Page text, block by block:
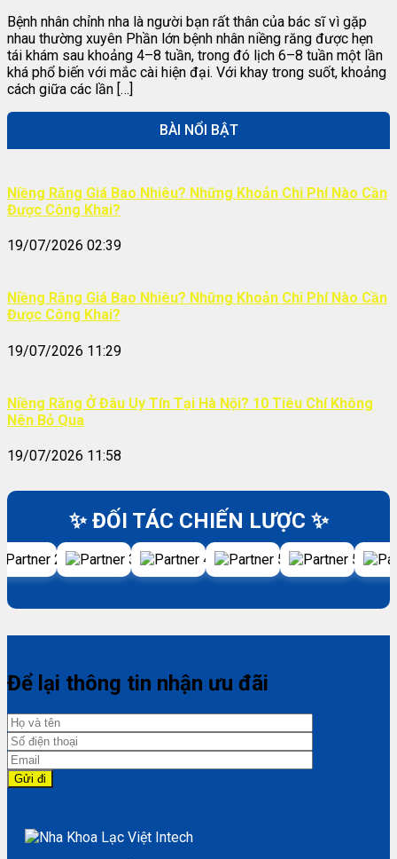
Bệnh nhân chỉnh nha là người bạn rất thân của bác sĩ vì gặp
nhau thường xuyên Phần lớn bệnh nhân niềng răng được hẹn
tái khám sau khoảng 4–8 tuần, trong đó lịch 6–8 tuần một lần
khá phổ biến với mắc cài hiện đại. Với khay trong suốt, khoảng
cách giữa các lần […]
BÀI NỔI BẬT
Niềng Răng Giá Bao Nhiêu? Những Khoản Chi Phí Nào Cần
Được Công Khai?
19/07/2026 02:39
Niềng Răng Giá Bao Nhiêu? Những Khoản Chi Phí Nào Cần
Được Công Khai?
19/07/2026 11:29
Niềng Răng Ở Đâu Uy Tín Tại Hà Nội? 10 Tiêu Chí Không
Nên Bỏ Qua
19/07/2026 11:58
✨ ĐỐI TÁC CHIẾN LƯỢC ✨
Để lại thông tin nhận ưu đãi